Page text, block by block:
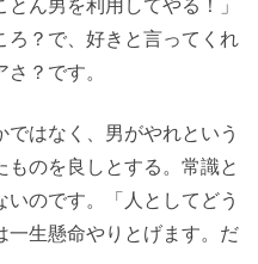
ん男を利用してやる！」
ろ？で、好きと言ってくれ
？です。
はなく、男がやれという
のを良しとする。常識と
のです。「人としてどう
一生懸命やりとげます。だ